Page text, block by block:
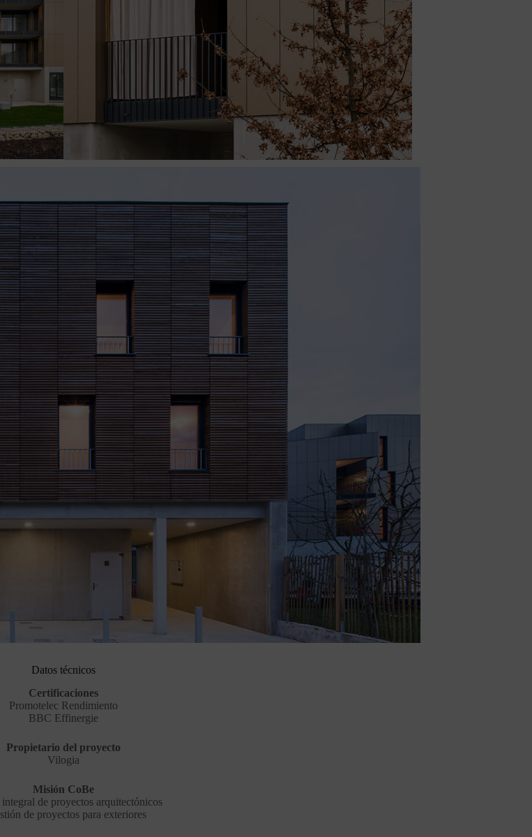
Datos técnicos
Certificaciones
Promotelec Rendimiento
BBC Effinergie
Propietario del proyecto
Vilogia
Misión CoBe
de proyectos arquitectónicos
de proyectos para exteriores